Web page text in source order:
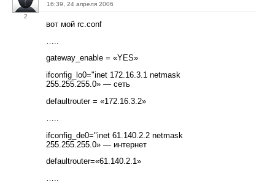
2
16:39, 24 апреля 2006
вот мой rc.conf
gateway_enable = «YES»
ifconfig_lo0="inet 172.16.3.1 netmask
255.255.255.0» — сеть
defaultrouter = «172.16.3.2»
ifconfig_de0="inet 61.140.2.2 netmask
255.255.255.0» — интернет
defaultrouter=«61.140.2.1»
…..